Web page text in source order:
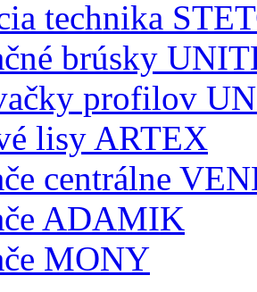
technika
brúsky
profilov
lisy ARTEX
centrálne
ADAMIK
MONY